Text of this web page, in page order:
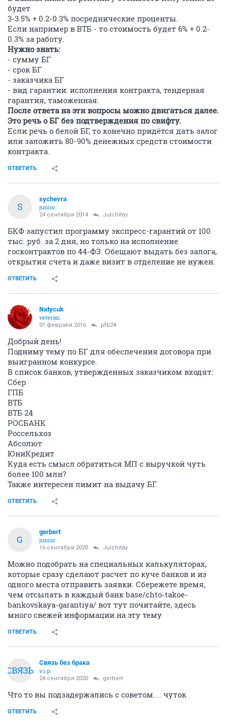
будет
3-3.5% + 0.2-0.3% посреднические проценты.
Если например в ВТБ - то стоимость будет 6% + 0.2-
0.3% за работу.
Нужно знать:
- сумму БГ
- срок БГ
- заказчика БГ
- вид гарантии: исполнения контракта, тендерная
гарантия, таможенная.
После ответа на эти вопросы можно двигаться далее.
Это речь о БГ без подтверждения по свифту.
Если речь о белой БГ, то конечно придётся дать залог
или заложить 80-90% денежных средств стоимости
контракта.
ОТВЕТИТЬ
S
sychevra
junior
24 сентября 2014 Julchitay
БКФ запустил программу экспресс-гарантий от 100
тыс. руб. за 2 дня, но только на исполнение
госконтрактов по 44-ФЗ. Обещают выдать без залога,
открытия счета и даже визит в отделение не нужен.
ОТВЕТИТЬ
Natycuk
veteran
01 февраля 2016 pfb24
Добрый день!
Подниму тему по БГ для обеспечения договора при
выигранном конкурсе.
В список банков, утвержденных заказчиком входят:
Сбер
ГПБ
ВТБ
ВТБ 24
РОСБАНК
Россельхоз
Абсолют
ЮниКредит
Куда есть смысл обратиться МП с выручкой чуть
более 100 млн?
Также интересен лимит на выдачу БГ.
ОТВЕТИТЬ
G
gerbert
junior
16 сентября 2020 Julchitay
Можно подобрать на специальных калькуляторах,
которые сразу сделают расчет по куче банков и из
одного места отправить заявки. Сбережете время,
чем отсылать в каждый банк base/chto-takoe-
bankovskaya-garantiya/ вот тут почитайте, здесь
много свежей информации на эту тему
ОТВЕТИТЬ
СВЯЗЬ
Связь без брака
v.i.p.
24 сентября 2020 gerbert
Что то вы подзадержались с советом.... чуток
ОТВЕТИТЬ